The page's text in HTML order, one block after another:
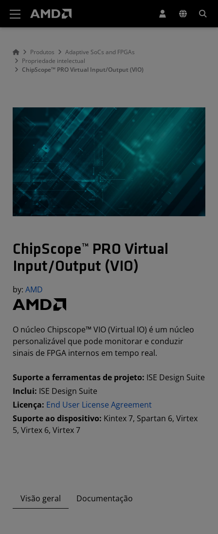
Produtos
Adaptive SoCs and FPGAs
Propriedade intelectual
ChipScope™ PRO Virtual Input/Output (VIO)
ChipScope™ PRO Virtual
Input/Output (VIO)
by: AMD
O núcleo Chipscope™ VIO (Virtual IO) é um núcleo
personalizável que pode monitorar e conduzir
sinais de FPGA internos em tempo real.
Suporte a ferramentas de projeto: ISE Design Suite
Inclui: ISE Design Suite
Licença: End User License Agreement
Suporte ao dispositivo: Kintex 7, Spartan 6, Virtex
5, Virtex 6, Virtex 7
Visão geral Documentação